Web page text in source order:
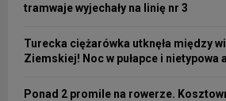
tramwaje wyjechały na linię nr 3
Turecka ciężarówka utknęła między
Ziemskiej! Noc w pułapce i nietypowa
Ponad 2 promile na rowerze.